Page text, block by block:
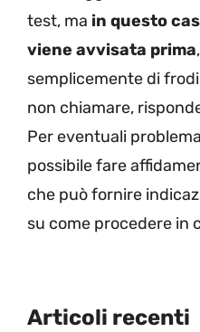
test, ma in questo
viene avvisata prima
semplicemente di
non chiamare,
Per eventuali
possibile fare
che può fornire
su come procedere in
Articoli recenti